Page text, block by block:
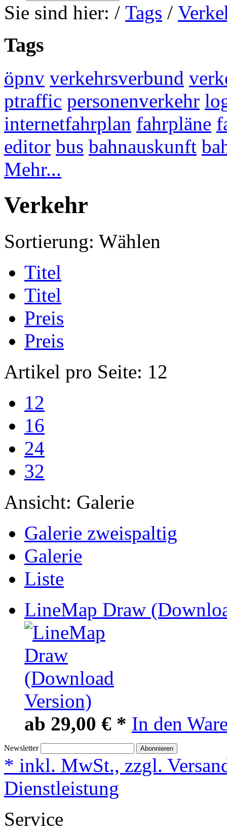
Sie sind hier: / Tags /
Tags
öpnv verkehrsverbund
ptraffic personenverkehr
internetfahrplan fahrpläne
editor bus bahnauskunft
Mehr...
Verkehr
Sortierung: Wählen
Titel
Titel
Preis
Preis
Artikel pro Seite: 12
12
16
24
32
Ansicht: Galerie
Galerie zweispaltig
Galerie
Liste
LineMap Draw
ab 29,00 € * In den
Newsletter Abonnieren
* inkl. MwSt., zzgl.
Dienstleistung
Service